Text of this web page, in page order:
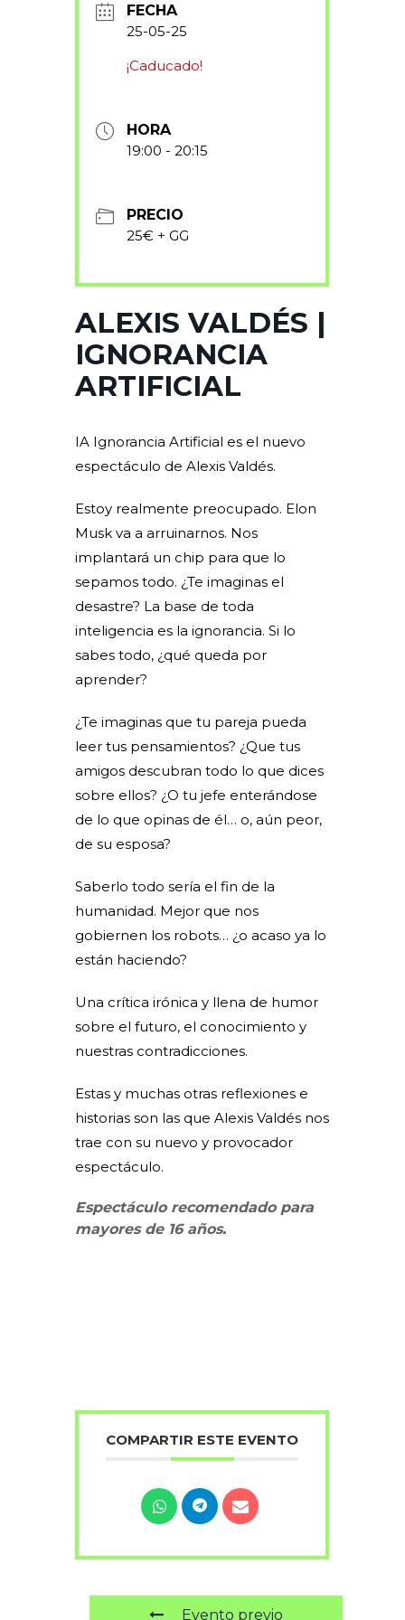
FECHA
25-05-25
¡Caducado!
HORA
19:00 - 20:15
PRECIO
25€ + GG
ALEXIS VALDÉS |
IGNORANCIA
ARTIFICIAL
IA Ignorancia Artificial es el nuevo
espectáculo de Alexis Valdés.
Estoy realmente preocupado. Elon
Musk va a arruinarnos. Nos
implantará un chip para que lo
sepamos todo. ¿Te imaginas el
desastre? La base de toda
inteligencia es la ignorancia. Si lo
sabes todo, ¿qué queda por
aprender?
¿Te imaginas que tu pareja pueda
leer tus pensamientos? ¿Que tus
amigos descubran todo lo que dices
sobre ellos? ¿O tu jefe enterándose
de lo que opinas de él… o, aún peor,
de su esposa?
Saberlo todo sería el fin de la
humanidad. Mejor que nos
gobiernen los robots… ¿o acaso ya lo
están haciendo?
Una crítica irónica y llena de humor
sobre el futuro, el conocimiento y
nuestras contradicciones.
Estas y muchas otras reflexiones e
historias son las que Alexis Valdés nos
trae con su nuevo y provocador
espectáculo.
Espectáculo recomendado para
mayores de 16 años.
COMPARTIR ESTE EVENTO
Evento previo